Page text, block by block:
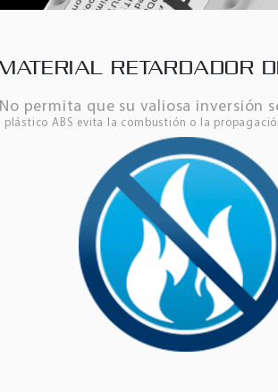
RETARDADOR
No permita que su valiosa inversión
plástico ABS evita la combustión o la